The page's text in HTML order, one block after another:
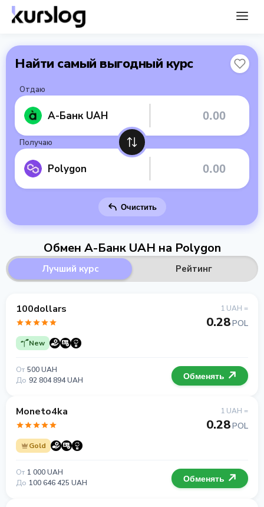
Найти самый выгодный курс
Отдаю
А-Банк UAH
Получаю
Polygon
Очистить
Обмен А-Банк UAH на Polygon
Лучший курс Рейтинг
100dollars
New
1 UAH =
0.28POL
От 500 UAH
До 92 804 894 UAH Обменять
Moneto4ka
Gold
1 UAH =
0.28POL
От 1 000 UAH
До 100 646 425 UAH Обменять